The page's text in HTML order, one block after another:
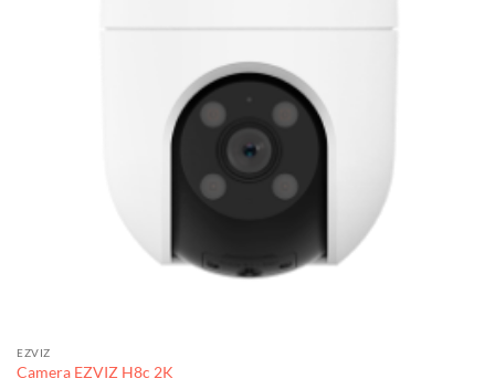
EZVIZ
Camera EZVIZ H8c 2K